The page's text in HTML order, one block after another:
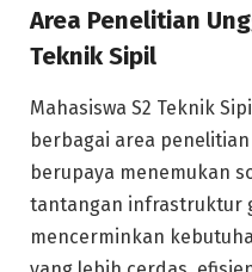
Area Penelitian
Teknik Sipil
Mahasiswa S2 Teknik
berbagai area
berupaya menemukan
tantangan infrastruktur
mencerminkan